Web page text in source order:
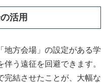
活用
地方会場」の設定がある学
う遠征を回避できます。
完結させたことが、大幅な